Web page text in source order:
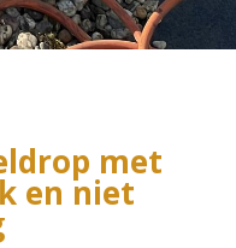
met
en niet